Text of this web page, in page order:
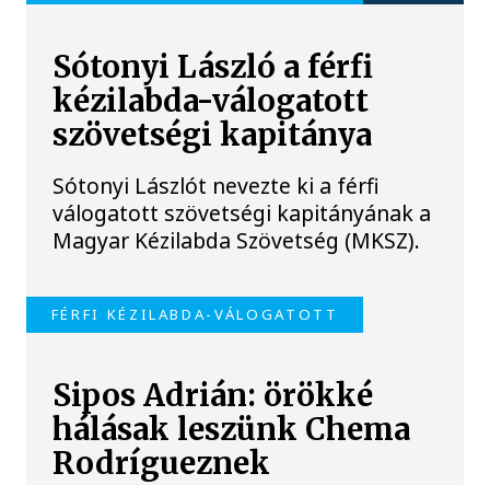
Sótonyi László a férfi
kézilabda-válogatott
szövetségi kapitánya
Sótonyi Lászlót nevezte ki a férfi
válogatott szövetségi kapitányának a
Magyar Kézilabda Szövetség (MKSZ).
FÉRFI KÉZILABDA-VÁLOGATOTT
Sipos Adrián: örökké
hálásak leszünk Chema
Rodrígueznek